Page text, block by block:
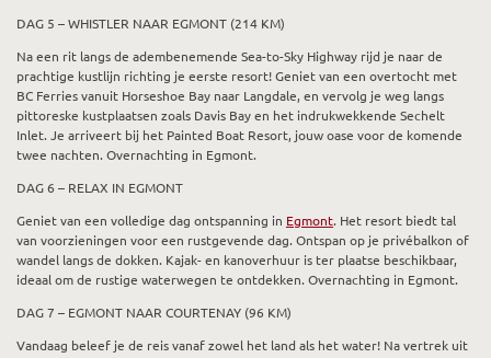
DAG 5 – WHISTLER NAAR EGMONT (214 KM)
Na een rit langs de adembenemende Sea-to-Sky Highway rijd je naar de
prachtige kustlijn richting je eerste resort! Geniet van een overtocht met
BC Ferries vanuit Horseshoe Bay naar Langdale, en vervolg je weg langs
pittoreske kustplaatsen zoals Davis Bay en het indrukwekkende Sechelt
Inlet. Je arriveert bij het Painted Boat Resort, jouw oase voor de komende
twee nachten. Overnachting in Egmont.
DAG 6 – RELAX IN EGMONT
Geniet van een volledige dag ontspanning in Egmont. Het resort biedt tal
van voorzieningen voor een rustgevende dag. Ontspan op je privébalkon of
wandel langs de dokken. Kajak- en kanoverhuur is ter plaatse beschikbaar,
ideaal om de rustige waterwegen te ontdekken. Overnachting in Egmont.
DAG 7 – EGMONT NAAR COURTENAY (96 KM)
Vandaag beleef je de reis vanaf zowel het land als het water! Na vertrek uit